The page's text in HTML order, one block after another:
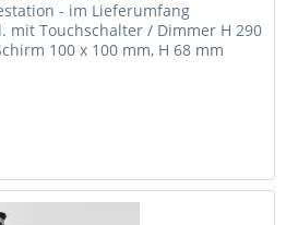
- im Lieferumfang
mit Touchschalter / Dimmer H 290
100 x 100 mm, H 68 mm